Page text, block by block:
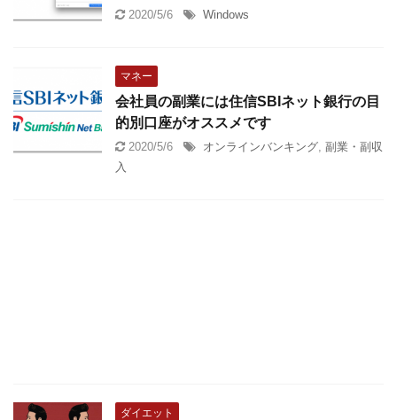
2020/5/6 Windows
マネー
会社員の副業には住信SBIネット銀行の目
的別口座がオススメです
2020/5/6 オンラインバンキング 副業・副収
入
ダイエット